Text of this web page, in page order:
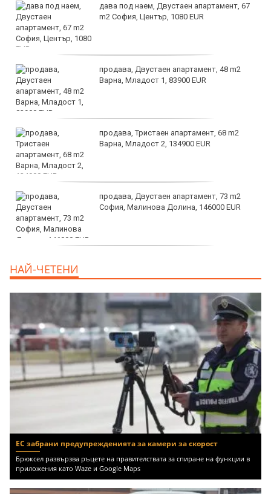
дава под наем, Двустаен апартамент, 67
m2 София, Център, 1080 EUR
продава, Двустаен апартамент, 48 m2
Варна, Младост 1, 83900 EUR
продава, Тристаен апартамент, 68 m2
Варна, Младост 2, 134900 EUR
продава, Двустаен апартамент, 73 m2
София, Малинова Долина, 146000 EUR
НАЙ-ЧЕТЕНИ
ЕС забрани предупрежденията за камери за скорост
Брюксел развързва ръцете на правителствата за спиране на функции в
приложения като Waze и Google Maps